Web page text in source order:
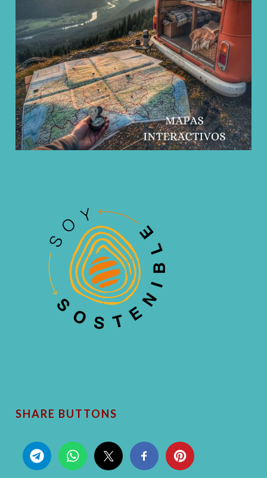
SHARE BUTTONS